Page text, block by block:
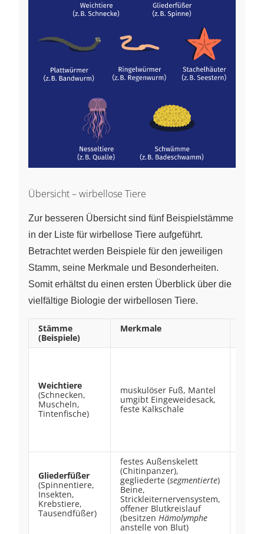
Übersicht – wirbellose Tiere
Zur besseren Übersicht sind fünf Beispielstämme
in der Liste für wirbellose Tiere aufgeführt.
Betrachtet werden Beispiele für den jeweiligen
Stamm, seine Merkmale und Besonderheiten.
Somit erhältst du einen ersten Überblick über die
vielfältige Biologie der wirbellosen Tiere.
Stämme
(Beispiele)
Merkmale
Weichtiere
(Schnecken,
Muscheln,
Tintenfische)
muskulöser Fuß, Mantel
umgibt Eingeweidesack,
feste Kalkschale
Gliederfüßer
(Spinnentiere,
Insekten,
Krebstiere,
Tausendfüßer)
festes Außenskelett
(Chitinpanzer),
gegliederte (segmentierte)
Beine,
Strickleiternervensystem,
offener Blutkreislauf
(besitzen Hämolymphe
anstelle von Blut)